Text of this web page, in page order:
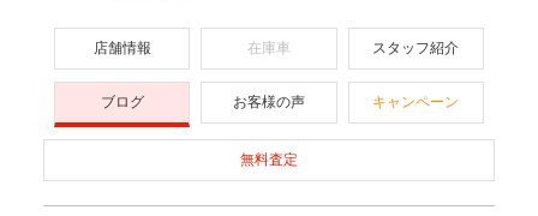
店舗情報 在庫車 スタッフ紹介
ブログ お客様の声 キャンペーン
無料査定